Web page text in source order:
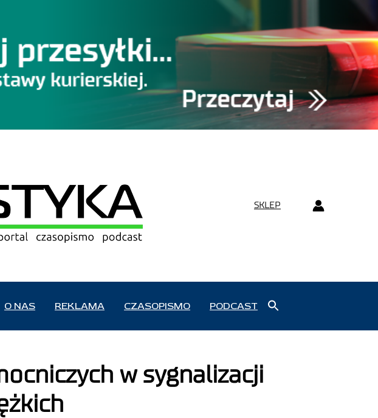
SKLEP
O NAS REKLAMA CZASOPISMO PODCAST
w sygnalizacji